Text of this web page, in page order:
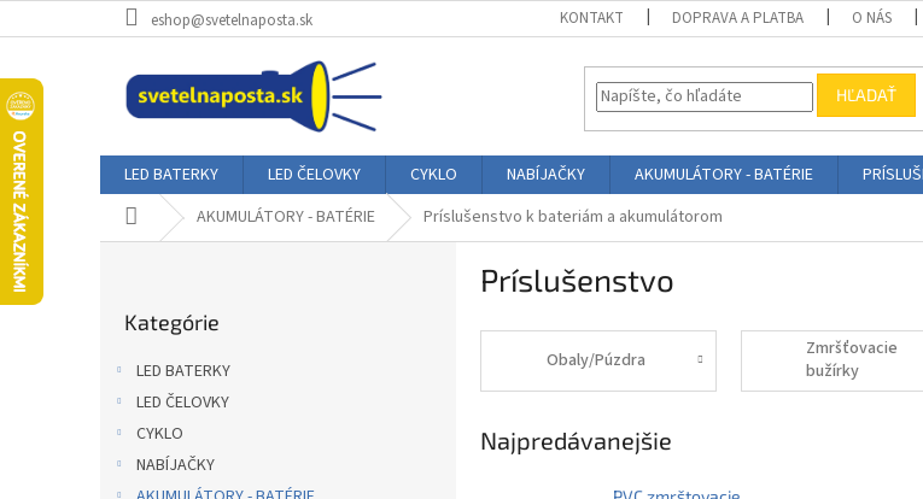
na
eshop@svetelnaposta.sk KONTAKT DOPRAVA A PLATBA O NÁS
HĽADAŤ
LED BATERKY LED ČELOVKY CYKLO NABÍJAČKY AKUMULÁTORY - BATÉRIE
DomovAKUMULÁTORY - BATÉRIE Príslušenstvo k bateriám a akumulátorom
kategórie
Kategórie
LED BATERKY
LED ČELOVKY
CYKLO
NABÍJAČKY
Príslušenstvo
Obaly/Púzdra
Zmršťovacie
bužírky
Najpredávanejšie